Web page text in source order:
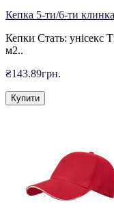
Кепка 5-ти/6-ти
Кепки Стать: унісекс
м2..
₴143.89грн.
Купити